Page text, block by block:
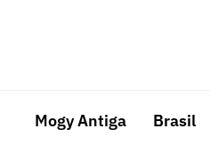
Mogy Antiga Brasil